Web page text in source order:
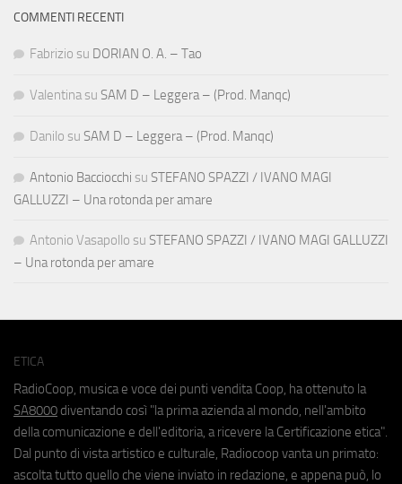
COMMENTI RECENTI
Fabrizio su DORIAN O. A. – Tao
Valentina su SAM D – Leggera – (Prod. Manqc)
Danilo su SAM D – Leggera – (Prod. Manqc)
Antonio Bacciocchi su STEFANO SPAZZI / IVANO MAGI
GALLUZZI – Una rotonda per amare
Antonio Vasapollo su STEFANO SPAZZI / IVANO MAGI GALLUZZI
– Una rotonda per amare
ETICA
RadioCoop, musica e voce dei punti vendita Coop, ha ottenuto la
SA8000 diventando così "la prima azienda al mondo, nell'ambito
della comunicazione e dell'editoria, a ricevere la Certificazione etica".
Dal punto di vista artistico e culturale, Radiocoop vanta un primato:
ascolta tutto quello che viene inviato in redazione, e appena può, lo